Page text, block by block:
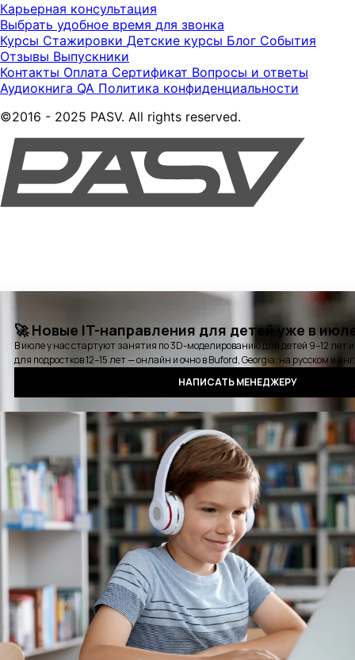
Карьерная консультация
Выбрать удобное время для звонка
Курсы Стажировки Детские курсы Блог События
Отзывы Выпускники
Контакты Оплата Сертификат Вопросы и ответы
Аудиокнига QA Политика конфиденциальности
©2016 - 2025 PASV. All rights reserved.